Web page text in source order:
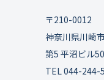
〒210-0012
神奈川県川崎
第5 平沼ビル
TEL 044-244-